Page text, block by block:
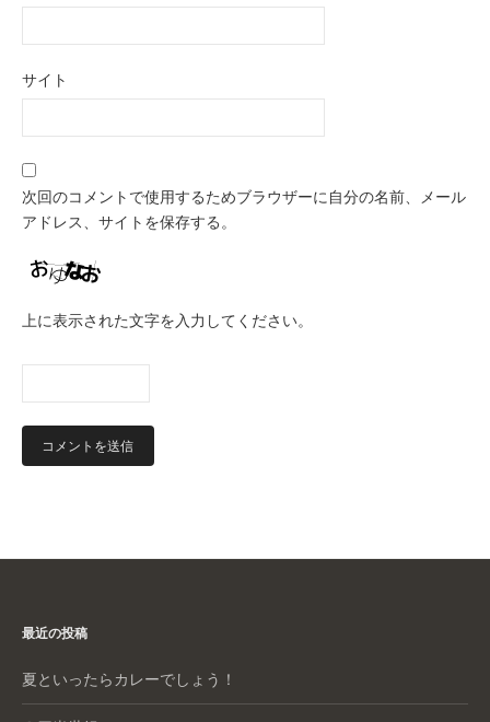
サイト
次回のコメントで使用するためブラウザーに自分の名前、メール
アドレス、サイトを保存する。
上に表示された文字を入力してください。
最近の投稿
夏といったらカレーでしょう！